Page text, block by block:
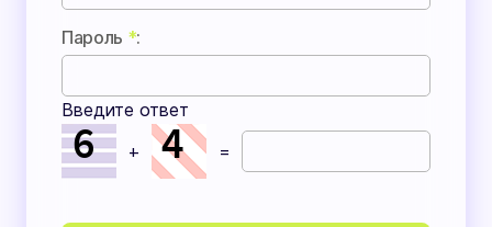
Пароль *:
Введите ответ
+
=